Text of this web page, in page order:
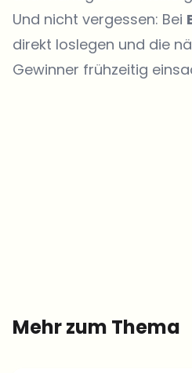
Und nicht vergessen: Bei
direkt loslegen und die
Gewinner frühzeitig
Mehr zum Thema